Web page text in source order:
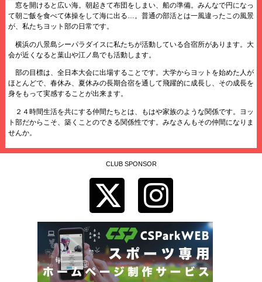
窓を開けると広い海。朝起きて布団をしまい、船の準備。みんなで円になっ
て朝ご飯を食べて体操をして海に出る…。普通の部活とは一風違ったこの風景
が、私たちヨット部の日常です。
横浜の八景島シーパラダイスに私たちが活動している合宿所があります。大
会が近くなると葉山や江ノ島でも活動します。
部の目標は、全日本大会に出場することです。大学からヨットを始めた人が
ほとんどで、春休み、夏休みの長期合宿を通して飛躍的に成長し、その成長を
身をもって実感することが出来ます。
２４時間生活を共にする仲間たちとは、もはや家族のような関係です。ヨッ
ト部だからこそ、築くことのできる関係性です。みなさんもその仲間になりま
せんか。
CLUB SPONSOR